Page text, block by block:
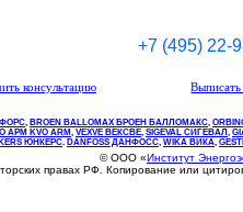
+7 (495) 22-
консультацию
, BROEN BALLOMAX БРОЕН БАЛЛОМАКС,
АРМ KVO ARM, VEXVE ВЕКСВЕ, SIGEVAL СИГЕВАЛ ,
ЮНКЕРС. DANFOSS ДАНФОСС, WIKA ВИКА,
© ООО «Институт
правах РФ. Копирование или